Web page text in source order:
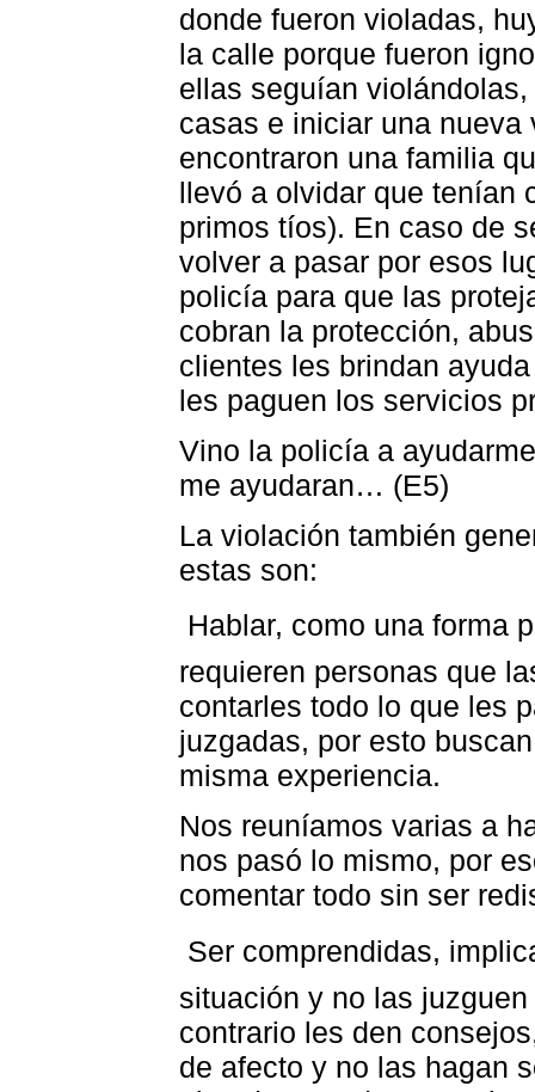
donde fueron violadas,
la calle porque fueron
ellas seguían
casas e iniciar una
encontraron una familia
llevó a olvidar que tenían
primos tíos). En caso de
volver a pasar por esos
policía para que las
cobran la protección,
clientes les brindan
les paguen los servicios
Vino la policía a
me ayudaran… (E5)
La violación también
estas son:
 Hablar, como una
requieren personas que
contarles todo lo que les
juzgadas, por esto
misma experiencia.
Nos reuníamos varias a
nos pasó lo mismo, por
comentar todo sin ser
 Ser comprendidas,
situación y no las
contrario les den
de afecto y no las hagan